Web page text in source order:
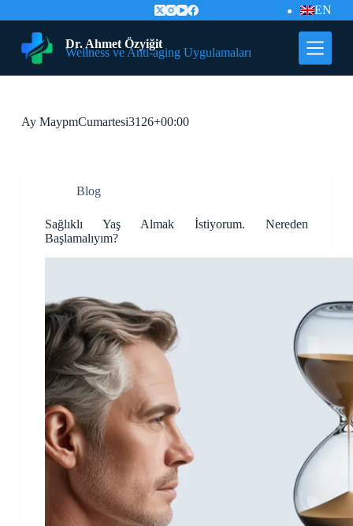
EN
Dr. Ahmet Özyiğit
Wellness ve Anti-aging Uygulamaları
AyMaypmCumartesi3126+00:00
Blog
Sağlıklı Yaş Almak İstiyorum. Nereden
Başlamalıyım?